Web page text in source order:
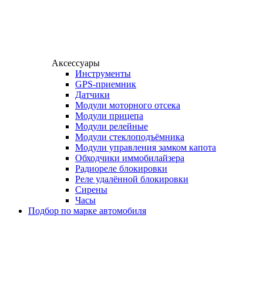
Аксессуары
Инструменты
GPS-приемник
Датчики
Модули моторного отсека
Модули прицепа
Модули релейные
Модули стеклоподъёмника
Модули управления замком капота
Обходчики иммобилайзера
Радиореле блокировки
Реле удалённой блокировки
Сирены
Часы
Подбор по марке автомобиля